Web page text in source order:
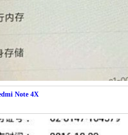
Note 4X